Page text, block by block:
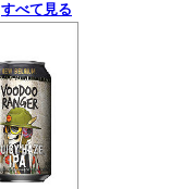
すべて見る